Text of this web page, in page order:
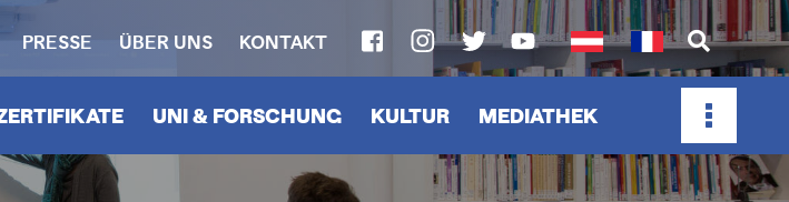
SOCIAL
LINKS
PRESSE ÜBER UNS KONTAKT
UNI & FORSCHUNG KULTUR MEDIATHEK